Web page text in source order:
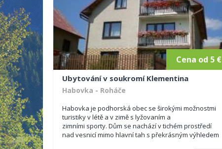
Cena od 5 €
Ubytování v soukromí Klementina
Habovka - Roháče
Habovka je podhorská obec se širokými možnostmi
turistiky v létě a v zimě s lyžovaním a
zimními sporty. Dům se nachází v tichém prostředí
nad vesnicí mimo hlavní tah s překrásným výhledem